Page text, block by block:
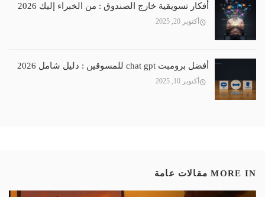
أفكار تسويقية خارج الصندوق : من الخبراء إليك 2026
أكتوبر 20, 2025
أفضل برومبت chat gpt للمسوقين : دليل شامل 2026
أكتوبر 10, 2025
MORE IN مقالات عامة